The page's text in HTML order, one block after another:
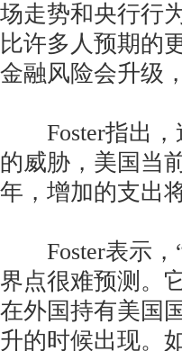
场走势和央行行
比许多人预期的
金融风险会升级
Foster指出，
的威胁，美国当
年，增加的支出
Foster表示，“
界点很难预测。
在外国持有美国
升的时候出现。